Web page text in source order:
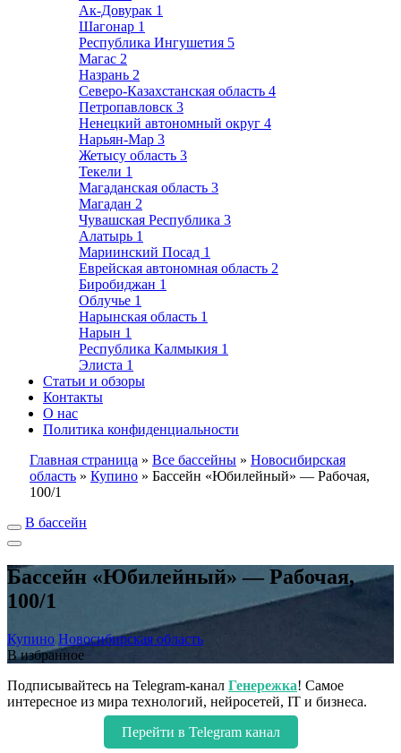
Ак-Довурак 1
Шагонар 1
Республика Ингушетия 5
Магас 2
Назрань 2
Северо-Казахстанская область 4
Петропавловск 3
Ненецкий автономный округ 4
Нарьян-Мар 3
Жетысу область 3
Текели 1
Магаданская область 3
Магадан 2
Чувашская Республика 3
Алатырь 1
Мариинский Посад 1
Еврейская автономная область 2
Биробиджан 1
Облучье 1
Нарынская область 1
Нарын 1
Республика Калмыкия 1
Элиста 1
Статьи и обзоры
Контакты
О нас
Политика конфиденциальности
Главная страница » Все бассейны » Новосибирская
область » Купино » Бассейн «Юбилейный» — Рабочая,
100/1
В бассейн
Бассейн «Юбилейный» — Рабочая,
100/1
Купино Новосибирская область
В избранное
Подписывайтесь на Telegram-канал Генережка! Самое
интересное из мира технологий, нейросетей, IT и бизнеса.
Перейти в Telegram канал